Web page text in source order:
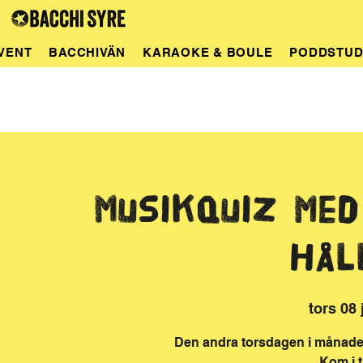
BACCHIVÄN KARAOKE & BOULE
Musikquiz
tors 08
Den andra torsdagen i